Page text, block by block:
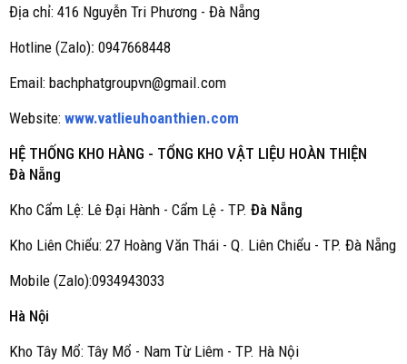
Địa chỉ: 416 Nguyễn Tri Phương - Đà Nẵng
Hotline (Zalo): 0947668448
Email: bachphatgroupvn@gmail.com
Website: www.vatlieuhoanthien.com
HỆ THỐNG KHO HÀNG - TỔNG KHO VẬT LIỆU HOÀN THIỆN
Đà Nẵng
Kho Cẩm Lệ: Lê Đại Hành - Cẩm Lệ - TP. Đà Nẵng
Kho Liên Chiểu: 27 Hoàng Văn Thái - Q. Liên Chiểu - TP. Đà Nẵng
Mobile (Zalo):0934943033
Hà Nội
Kho Tây Mổ: Tây Mổ - Nam Từ Liêm - TP. Hà Nội